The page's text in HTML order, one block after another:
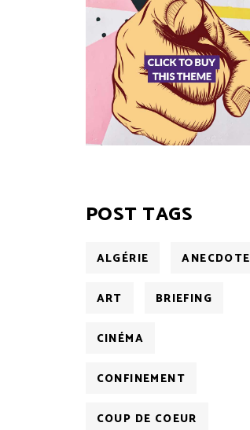
POST TAGS
ALGÉRIE ANECDOTE
ART BRIEFING
CINÉMA
CONFINEMENT
COUP DE COEUR